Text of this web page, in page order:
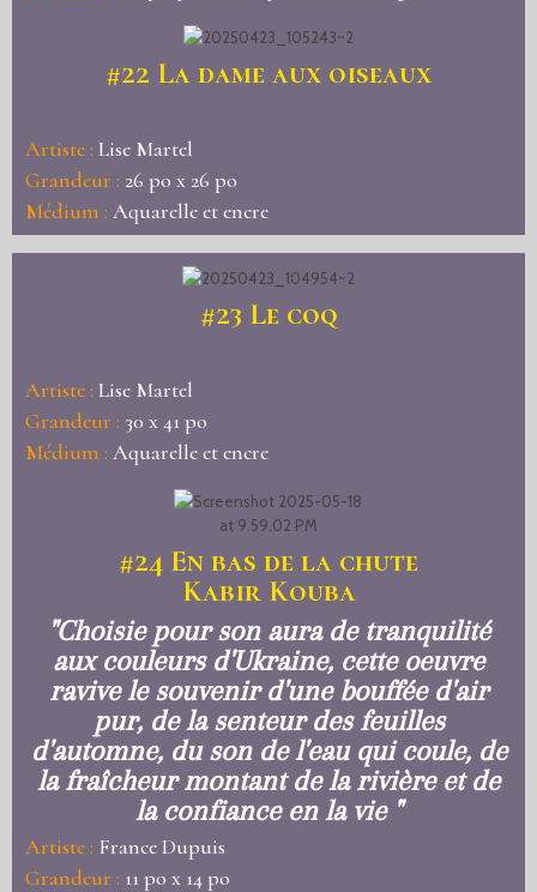
#22 La dame aux oiseaux
Artiste : Lise Martel
Grandeur : 26 po x 26 po
Médium : Aquarelle et encre
#23 Le coq
Artiste : Lise Martel
Grandeur : 30 x 41 po
Médium : Aquarelle et encre
#24 En bas de la chute
Kabir Kouba
"Choisie pour son aura de tranquilité
aux couleurs d'Ukraine, cette oeuvre
ravive le souvenir d'une bouffée d'air
pur, de la senteur des feuilles
d'automne, du son de l'eau qui coule, de
la fraîcheur montant de la rivière et de
la confiance en la vie "
Artiste : France Dupuis
Grandeur : 11 po x 14 po